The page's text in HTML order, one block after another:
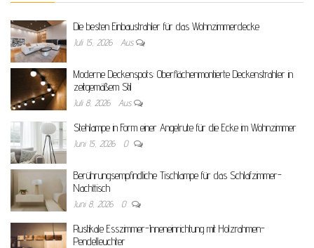
Die besten Einbaustrahler für das Wohnzimmerdecke
Juli 15, 2026 Aus
Moderne Deckenspots: Oberflächenmontierte Deckenstrahler in
zeitgemäßem Stil
Juli 8, 2026 Aus
Stehlampe in Form einer Angelrute für die Ecke im Wohnzimmer
Juni 15, 2026 0
Berührungsempfindliche Tischlampe für das Schlafzimmer-
Nachttisch
Juni 8, 2026 0
Rustikale Esszimmer-Inneneinrichtung mit Holzrahmen-
Pendelleuchter